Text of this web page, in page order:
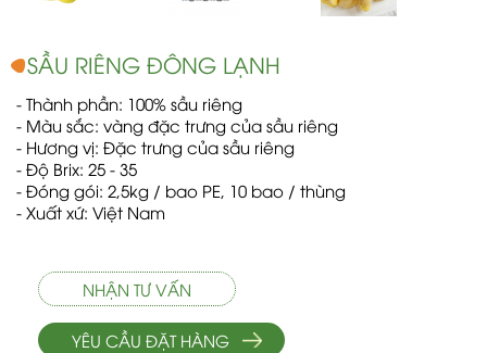
SẦU RIÊNG ĐÔNG LẠNH
- Thành phần: 100% sầu riêng
- Màu sắc: vàng đặc trưng của sầu riêng
- Hương vị: Đặc trưng của sầu riêng
- Độ Brix: 25 - 35
- Đóng gói: 2,5kg / bao PE, 10 bao / thùng
- Xuất xứ: Việt Nam
NHẬN TƯ VẤN
YÊU CẦU ĐẶT HÀNG